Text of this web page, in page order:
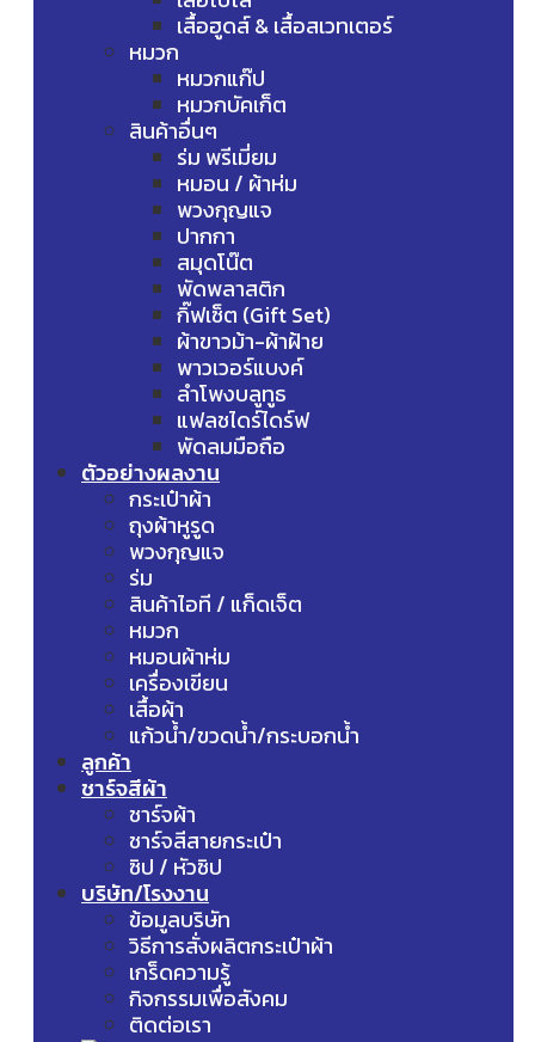
เสื้อฮูดส์ & เสื้อสเวทเตอร์
หมวก
หมวกแก๊ป
หมวกบัคเก็ต
สินค้าอื่นๆ
ร่ม พรีเมี่ยม
หมอน / ผ้าห่ม
พวงกุญแจ
ปากกา
สมุดโน๊ต
พัดพลาสติก
กิ๊ฟเซ็ต (Gift Set)
ผ้าขาวม้า-ผ้าฝ้าย
พาวเวอร์แบงค์
ลำโพงบลูทูธ
แฟลชไดร์ไดร์ฟ
พัดลมมือถือ
ตัวอย่างผลงาน
กระเป๋าผ้า
ถุงผ้าหูรูด
พวงกุญแจ
ร่ม
สินค้าไอที / แก็ดเจ็ต
หมวก
หมอนผ้าห่ม
เครื่องเขียน
เสื้อผ้า
แก้วน้ำ/ขวดน้ำ/กระบอกน้ำ
ลูกค้า
ชาร์จสีผ้า
ชาร์จผ้า
ชาร์จสีสายกระเป๋า
ซิป / หัวซิป
บริษัท/โรงงาน
ข้อมูลบริษัท
วิธีการสั่งผลิตกระเป๋าผ้า
เกร็ดความรู้
กิจกรรมเพื่อสังคม
ติดต่อเรา